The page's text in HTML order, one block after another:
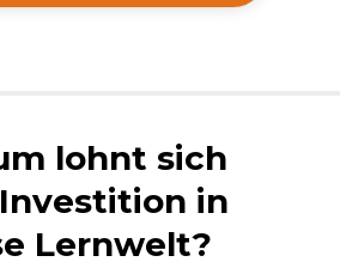
lohnt sich
in
Lernwelt?